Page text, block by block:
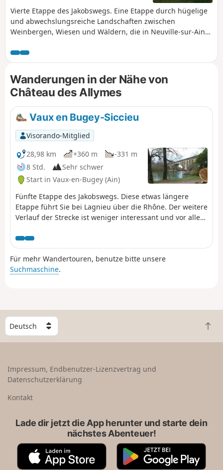
Vierte Etappe des Jakobswegs. Eine Etappe durch hügelige
und abwechslungsreiche Landschaften zwischen
Weinbergen, Wiesen und Wäldern, die in Neuville-sur-Ain
um schließlich einen wunderschönen Blick auf das Château
des Allymes und die Ebene von Ambérieu zu bieten.
Wanderungen in der Nähe von
Château des Allymes
Vaux en Bugey-Siccieu
Visorando-Mitglied
28,98 km
+360 m
-331 m
8 Std.
Sehr schwer
Start in Vaux-en-Bugey (Ain)
Fünfte Etappe des Jakobswegs. Diese etwas längere
Etappe führt Sie bei Lagnieu über die Rhône. Der weitere
Verlauf der Strecke ist weniger interessant und vor allem
auf den GR®65 zu gelangen.
Für mehr Wandertouren, benutze bitte unsere
Suchmaschine.
W
ä
h
e
n
Z
u
Impressum, Endbenutzer-Lizenzvertrag und
Datenschutzerklärung
Kontakt
Lade dir jetzt die App herunter und starte dein
nächstes Abenteuer!
A
G